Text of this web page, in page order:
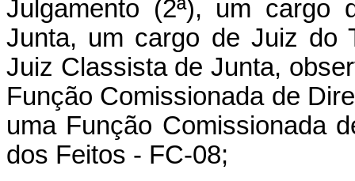
Julgamento (2ª), um cargo
Junta, um cargo de Juiz do
Juiz Classista de Junta,
Função Comissionada de
uma Função Comissionada
dos Feitos - FC-08;